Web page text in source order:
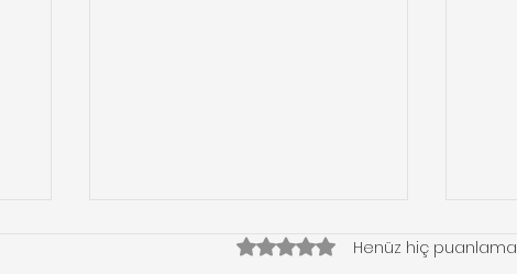
5 üzerinden 0 yıldız
Henüz hiç